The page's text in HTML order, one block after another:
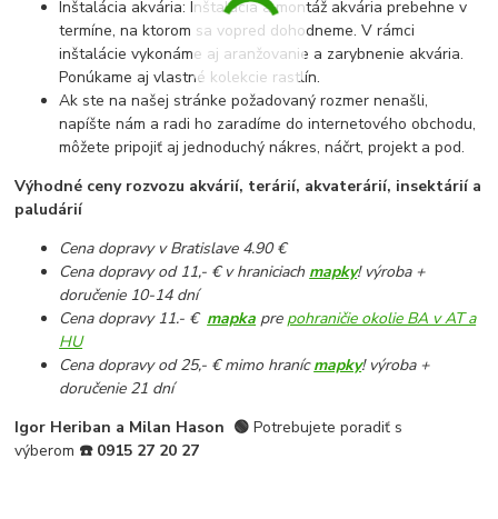
Inštalácia akvária: Inštalácia a montáž akvária prebehne v
termíne, na ktorom sa vopred dohodneme. V rámci
inštalácie vykonáme aj aranžovanie a zarybnenie akvária.
Ponúkame aj vlastné kolekcie rastlín.
Ak ste na našej stránke požadovaný rozmer nenašli,
napíšte nám a radi ho zaradíme do internetového obchodu,
môžete pripojiť aj jednoduchý nákres, náčrt, projekt a pod.
Výhodné ceny rozvozu akvárií, terárií, akvaterárií, insektárií a
paludárií
Cena dopravy v Bratislave 4.90 €
Cena dopravy od 11,- € v hraniciach mapky! výroba +
doručenie 10-14 dní
Cena dopravy 11.- € mapka pre pohraničie okolie BA v AT a
HU
Cena dopravy od 25,- € mimo hranícmapky! výroba +
doručenie 21 dní
Igor Heriban a Milan Hason 🟢Potrebujete poradiť s
výberom ☎️ 0915 27 20 27